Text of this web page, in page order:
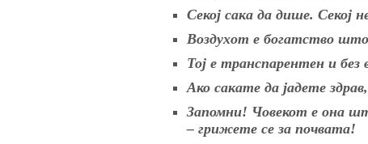
Секој сака да дише. Секој
Воздухот е богатство
Тој е транспарентен и
Ако сакате да јадете
Запомни! Човекот е она
– грижете се за почвата!